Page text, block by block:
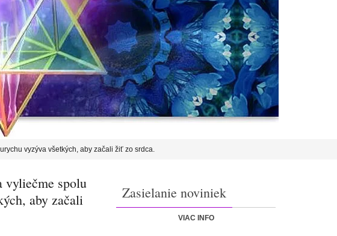
vyzýva všetkých, aby začali žiť zo srdca.
vyliečme spolu
aby začali
Zasielanie noviniek
VIAC INFO